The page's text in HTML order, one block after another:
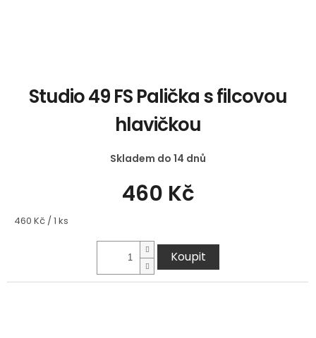
Studio 49 FS Palička s filcovou
hlavičkou
Skladem do 14 dnů
460 Kč
Měrná
460 Kč / 1 ks
Koupit